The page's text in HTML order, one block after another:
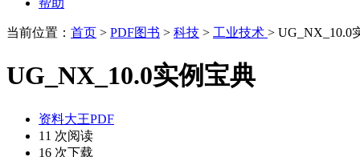
帮助
当前位置： 首页 > PDF图书 > 科技 > 工业技术 > UG_NX_10.0
UG_NX_10.0实例宝典
资料大王PDF
11 次阅读
16 次下载